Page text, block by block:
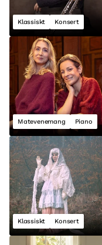
Klassiskt Konsert
Matevenemang Piano
Klassiskt Konsert